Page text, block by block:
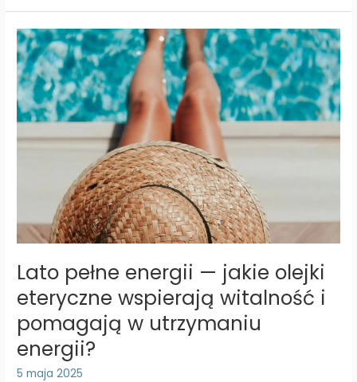
Lato pełne energii — jakie olejki
eteryczne wspierają witalność i
pomagają w utrzymaniu
energii?
5 maja 2025